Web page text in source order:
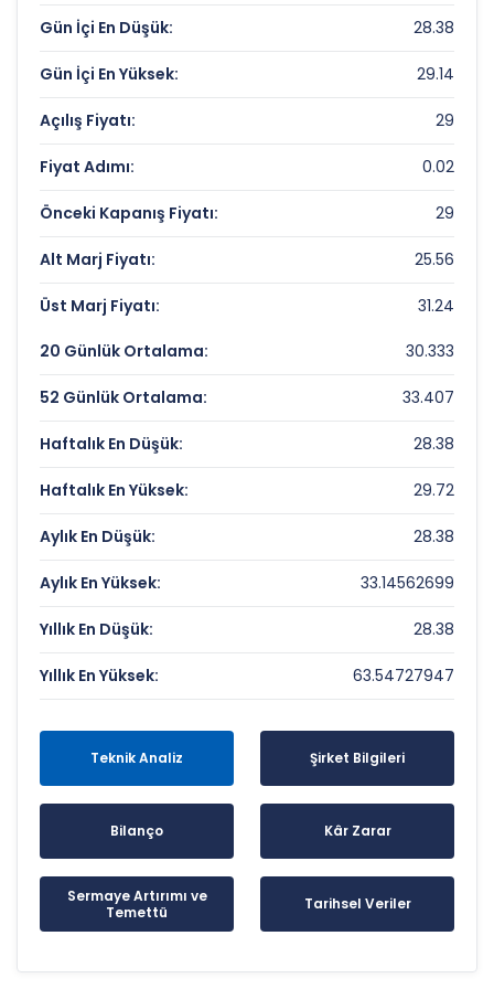
Çarpanları
Fiyat/Kazanç (F/K):
33.67
Piyasa Değeri/Defter Değeri (PD/DD):
1.44
MOPAS MARKETCILIK Rekorlar ve Önemli
Seviyeler
Bugün Gördüğü En Yüksek Fiyat:
Son 1 Yılın Zirvesi:
63.54727947 TL
Son 1 Yılın Dibi:
28.38 TL
Gün İçi En Düşük: 28.38
Gün İçi En Yüksek: 29.14
Açılış Fiyatı: 29
Fiyat Adımı: 0.02
Önceki Kapanış Fiyatı: 29
Alt Marj Fiyatı: 25.56
Üst Marj Fiyatı: 31.24
20 Günlük Ortalama: 30.333
52 Günlük Ortalama: 33.407
Haftalık En Düşük: 28.38
Haftalık En Yüksek: 29.72
Aylık En Düşük: 28.38
Aylık En Yüksek: 33.14562699
Yıllık En Düşük: 28.38
Yıllık En Yüksek: 63.54727947
Teknik Analiz Şirket Bilgileri
Bilanço Kâr Zarar
Sermaye Artırımı ve
Temettü
Tarihsel Veriler